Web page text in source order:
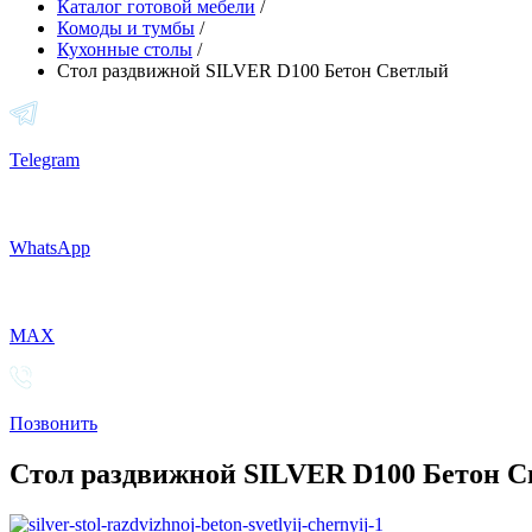
Каталог готовой мебели /
Комоды и тумбы /
Кухонные столы /
Стол раздвижной SILVER D100 Бетон Светлый
Telegram
WhatsApp
MAX
Позвонить
Стол раздвижной SILVER D100 Бетон